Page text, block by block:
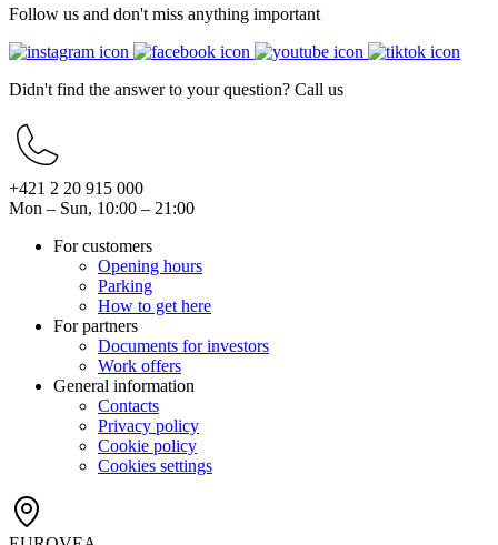
Follow us and don't miss anything important
Didn't find the answer to your question? Call us
+421 2 20 915 000
Mon – Sun, 10:00 – 21:00
For customers
Opening hours
Parking
How to get here
For partners
Documents for investors
Work offers
General information
Contacts
Privacy policy
Cookie policy
Cookies settings